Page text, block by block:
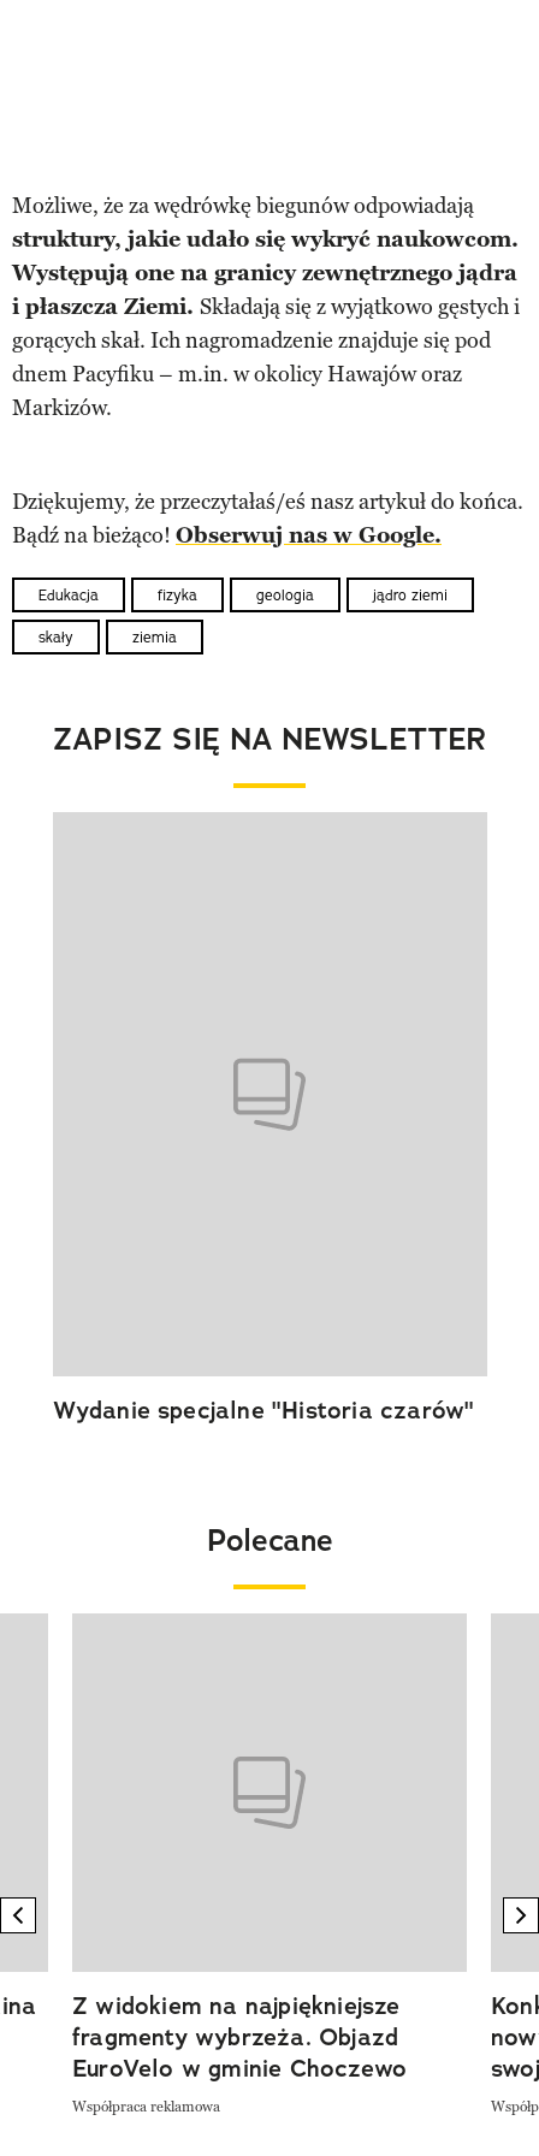
Możliwe, że za wędrówkę biegunów odpowiadają
struktury, jakie udało się wykryć naukowcom.
Występują one na granicy zewnętrznego jądra
i płaszcza Ziemi. Składają się z wyjątkowo gęstych i
gorących skał. Ich nagromadzenie znajduje się pod
dnem Pacyfiku – m.in. w okolicy Hawajów oraz
Markizów.
Dziękujemy, że przeczytałaś/eś nasz artykuł do końca.
Bądź na bieżąco! Obserwuj nas w Google.
Edukacja fizyka geologia jądro ziemi
skały ziemia
ZAPISZ SIĘ NA NEWSLETTER
Wydanie specjalne "Historia czarów"
Polecane
previous element
Z widokiem na najpiękniejsze
fragmenty wybrzeża. Objazd
EuroVelo w gminie Choczewo
Współpraca reklamowa